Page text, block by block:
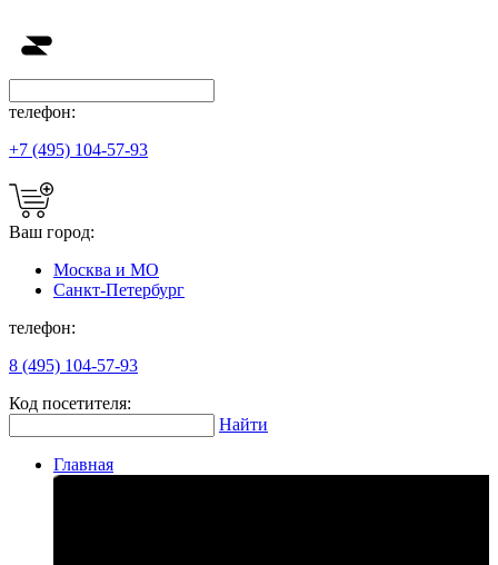
телефон:
+7 (495) 104-57-93
Ваш город:
Москва и МО
Санкт-Петербург
телефон:
8 (495) 104-57-93
Код посетителя:
Найти
Главная